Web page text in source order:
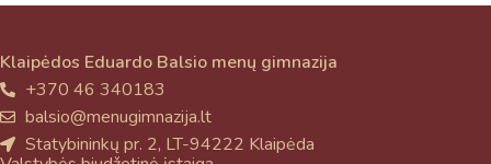
Klaipėdos Eduardo Balsio menų gimnazija
+370 46 340183
balsio@menugimnazija.lt
Statybininkų pr. 2, LT-94222 Klaipėda